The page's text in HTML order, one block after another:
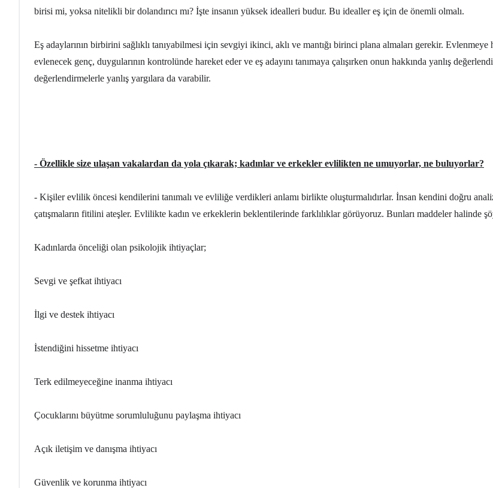
birisi mi, yoksa nitelikli bir dolandırıcı mı? İşte insanın yüksek idealleri budur. Bu idealler eş için de önemli olmalı.
Eş adaylarının birbirini sağlıklı tanıyabilmesi için sevgiyi ikinci, aklı ve mantığı birinci plana almaları gerekir.
evlenecek genç, duygularının kontrolünde hareket eder ve eş adayını tanımaya çalışırken onun hakkında yanlış
değerlendirmelerle yanlış yargılara da varabilir.
- Özellikle size ulaşan vakalardan da yola çıkarak; kadınlar ve erkekler evlilikten ne umuyorlar, ne buluyorlar?
- Kişiler evlilik öncesi kendilerini tanımalı ve evliliğe verdikleri anlamı birlikte oluşturmalıdırlar. İnsan kendini doğru
çatışmaların fitilini ateşler. Evlilikte kadın ve erkeklerin beklentilerinde farklılıklar görüyoruz. Bunları maddeler halinde
Kadınlarda önceliği olan psikolojik ihtiyaçlar;
Sevgi ve şefkat ihtiyacı
İlgi ve destek ihtiyacı
İstendiğini hissetme ihtiyacı
Terk edilmeyeceğine inanma ihtiyacı
Çocuklarını büyütme sorumluluğunu paylaşma ihtiyacı
Açık iletişim ve danışma ihtiyacı
Güvenlik ve korunma ihtiyacı